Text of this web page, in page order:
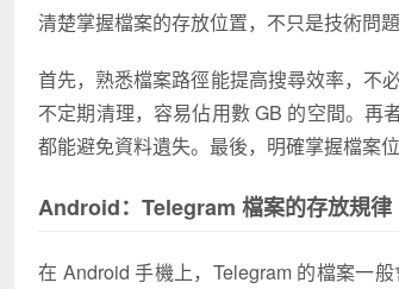
清楚掌握檔案的存放位置，不只是技術問
首先，熟悉檔案路徑能提高搜尋效率，不
不定期清理，容易佔用數 GB 的空間。再
都能避免資料遺失。最後，明確掌握檔案
Android：Telegram 檔案的存放規律
在 Android 手機上，Telegram 的檔案一